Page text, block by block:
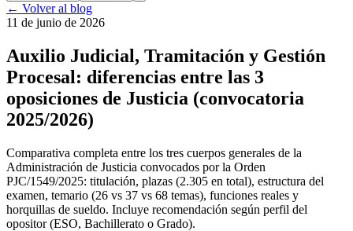
← Volver al blog
11 de junio de 2026
Auxilio Judicial, Tramitación y Gestión
Procesal: diferencias entre las 3
oposiciones de Justicia (convocatoria
2025/2026)
Comparativa completa entre los tres cuerpos generales de la
Administración de Justicia convocados por la Orden
PJC/1549/2025: titulación, plazas (2.305 en total), estructura del
examen, temario (26 vs 37 vs 68 temas), funciones reales y
horquillas de sueldo. Incluye recomendación según perfil del
opositor (ESO, Bachillerato o Grado).